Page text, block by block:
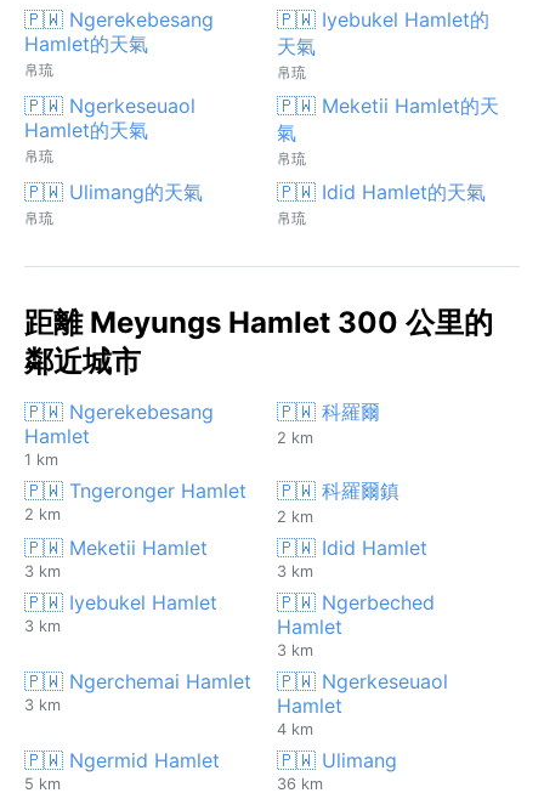
🇵🇼 Ngerekebesang
Hamlet的天氣
帛琉
🇵🇼 Iyebukel Hamlet的
天氣
帛琉
🇵🇼 Ngerkeseuaol
Hamlet的天氣
帛琉
🇵🇼 Meketii Hamlet的天
氣
帛琉
🇵🇼 Ulimang的天氣
帛琉
🇵🇼 Idid Hamlet的天氣
帛琉
距離 Meyungs Hamlet 300 公里的
鄰近城市
🇵🇼 Ngerekebesang
Hamlet
1 km
🇵🇼 科羅爾
2 km
🇵🇼 Tngeronger Hamlet
2 km
🇵🇼 科羅爾鎮
2 km
🇵🇼 Meketii Hamlet
3 km
🇵🇼 Idid Hamlet
3 km
🇵🇼 Iyebukel Hamlet
3 km
🇵🇼 Ngerbeched
Hamlet
3 km
🇵🇼 Ngerchemai Hamlet
3 km
🇵🇼 Ngerkeseuaol
Hamlet
4 km
🇵🇼 Ngermid Hamlet
5 km
🇵🇼 Ulimang
36 km